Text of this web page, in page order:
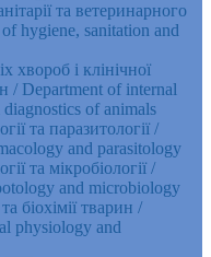
та ветеринарного
hygiene, sanitation and
хвороб і клінічної
/ Department of internal
of animals
та паразитології /
and parasitology
та мікробіології /
and microbiology
біохімії тварин /
physiology and